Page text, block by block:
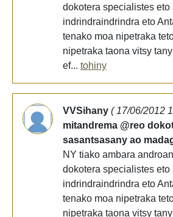
dokotera specialistes eto
indrindraindrindra eto
tenako moa nipetraka
nipetraka taona vitsy
ef... tohiny
VVSihany ( 17/06/2012
mitandrema @reo
sasantsasany ao
NY tiako ambara
dokotera specialistes eto
indrindraindrindra eto
tenako moa nipetraka
nipetraka taona vitsy